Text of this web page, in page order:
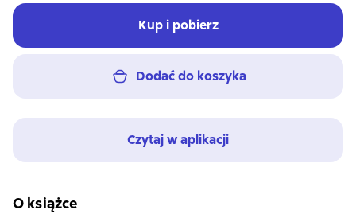
Kup i pobierz
Dodać do koszyka
Czytaj w aplikacji
O książce